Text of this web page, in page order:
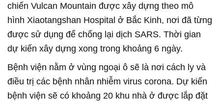
chiến Vulcan Mountain được xây dựng theo mô
hình Xiaotangshan Hospital ở Bắc Kinh, nơi đã từng
được sử dụng để chống lại dịch SARS. Thời gian
dự kiến xây dựng xong trong khoảng 6 ngày.
Bệnh viện nằm ở vùng ngoại ô sẽ là nơi cách ly và
điều trị các bệnh nhân nhiễm virus corona. Dự kiến
bệnh viện sẽ có khoảng 20 khu nhà ở được lắp đặt